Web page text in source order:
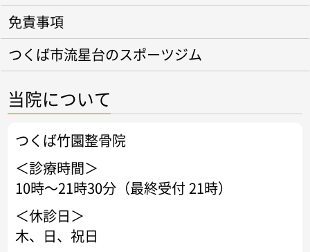
免責事項
つくば市流星台のスポーツジム
当院について
つくば竹園整骨院
＜診療時間＞
10時～21時30分（最終受付 21時）
＜休診日＞
木、日、祝日